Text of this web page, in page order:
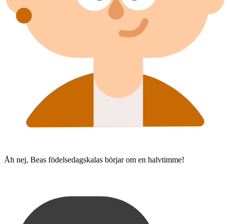
Åh nej, Beas födelsedagskalas börjar om en halvtimme!